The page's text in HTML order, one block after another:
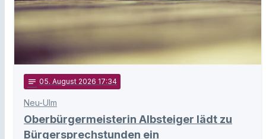
notes 05. August 2026 17:34
Neu-Ulm
Oberbürgermeisterin Albsteiger lädt zu
Bürgersprechstunden ein